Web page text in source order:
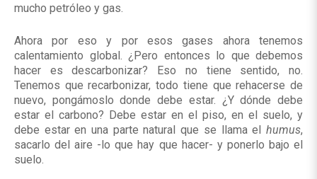
mucho petróleo y gas.
Ahora por eso y por esos gases ahora tenemos
calentamiento global. ¿Pero entonces lo que debemos
hacer es descarbonizar? Eso no tiene sentido, no.
Tenemos que recarbonizar, todo tiene que rehacerse de
nuevo, pongámoslo donde debe estar. ¿Y dónde debe
estar el carbono? Debe estar en el piso, en el suelo, y
debe estar en una parte natural que se llama el humus,
sacarlo del aire -lo que hay que hacer- y ponerlo bajo el
suelo.